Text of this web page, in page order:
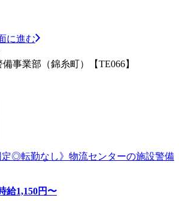
に進む
事業部（錦糸町）【TE066】
定◎転勤なし》物流センターの施設警備
給1,150円〜